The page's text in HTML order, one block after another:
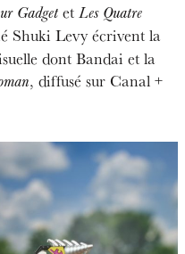
Gadget et Les Quatre
Shuki Levy écrivent la
dont Bandai et la
, diffusé sur Canal +